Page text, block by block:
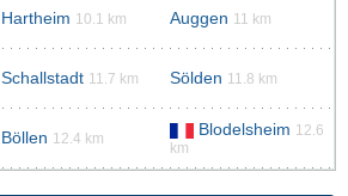
Hartheim 10.1 km Auggen 11 km
Schallstadt 11.7 km Sölden 11.8 km
Böllen 12.4 km Blodelsheim 12.6
km